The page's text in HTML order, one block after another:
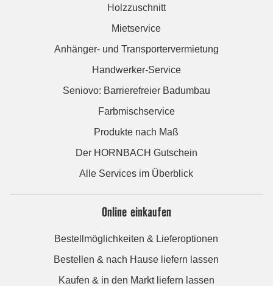
Holzzuschnitt
Mietservice
Anhänger- und Transportervermietung
Handwerker-Service
Seniovo: Barrierefreier Badumbau
Farbmischservice
Produkte nach Maß
Der HORNBACH Gutschein
Alle Services im Überblick
Online einkaufen
Bestellmöglichkeiten & Lieferoptionen
Bestellen & nach Hause liefern lassen
Kaufen & in den Markt liefern lassen